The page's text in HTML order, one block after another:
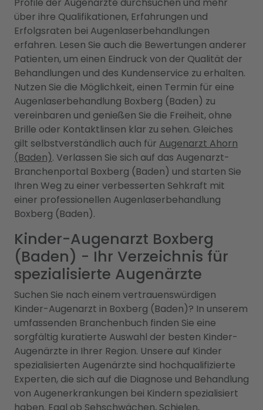
über ihre Qualifikationen, Erfahrungen und
Erfolgsraten bei Augenlaserbehandlungen
erfahren. Lesen Sie auch die Bewertungen anderer
Patienten, um einen Eindruck von der Qualität der
Behandlungen und des Kundenservice zu erhalten.
Nutzen Sie die Möglichkeit, einen Termin für eine
Augenlaserbehandlung Boxberg (Baden) zu
vereinbaren und genießen Sie die Freiheit, ohne
Brille oder Kontaktlinsen klar zu sehen. Gleiches
gilt selbstverständlich auch für Augenarzt Ahorn
(Baden). Verlassen Sie sich auf das Augenarzt-
Branchenportal Boxberg (Baden) und starten Sie
Ihren Weg zu einer verbesserten Sehkraft mit
einer professionellen Augenlaserbehandlung
Boxberg (Baden).
Kinder-Augenarzt Boxberg
(Baden) - Ihr Verzeichnis für
spezialisierte Augenärzte
Suchen Sie nach einem vertrauenswürdigen
Kinder-Augenarzt in Boxberg (Baden)? In unserem
umfassenden Branchenbuch finden Sie eine
sorgfältig kuratierte Auswahl der besten Kinder-
Augenärzte in Ihrer Region. Unsere auf Kinder
spezialisierten Augenärzte sind hochqualifizierte
Experten, die sich auf die Diagnose und Behandlung
von Augenerkrankungen bei Kindern spezialisiert
haben. Egal ob Sehschwächen, Schielen,